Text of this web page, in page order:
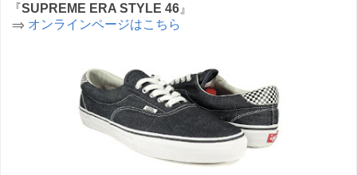
『SUPREME ERA STYLE 46 』
⇒ オンラインページはこちら